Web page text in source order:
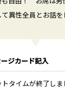
て異性全員とお話
ジカード記入
タイムが終了し